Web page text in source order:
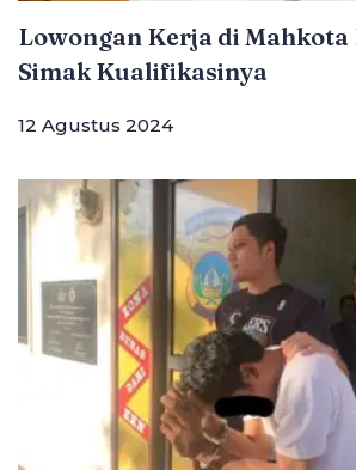
Lowongan Kerja di
Simak Kualifikasinya
12 Agustus 2024